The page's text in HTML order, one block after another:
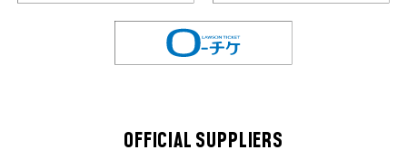
OFFICIAL SUPPLIERS